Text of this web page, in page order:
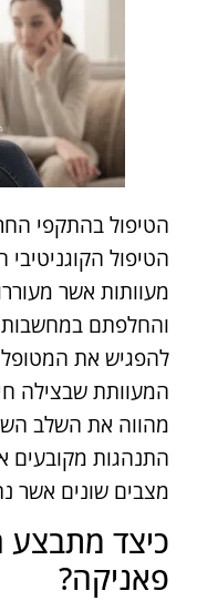
הטיפול בהתקפי
הטיפול
מעוותות אשר
והחלפתם במחשבות
להפגיש את
המעוותת שבצילה
מהווה את השלב
התנהגות מקובעים
מצבים שונים אשר
כיצד
פאניקה?